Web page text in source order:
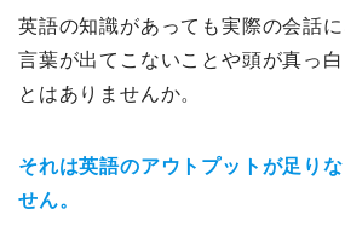
英語の知識があっても実際の会話
言葉が出てこないことや頭が真っ
とはありませんか。
それは英語のアウトプットが足り
せん。